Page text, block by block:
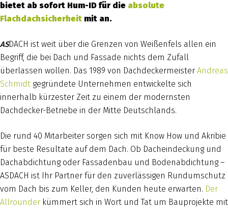
bietet ab sofort Hum-ID für die absolute
Flachdachsicherheit mit an.
ASDACH ist weit über die Grenzen von Weißenfels allen ein
Begriff, die bei Dach und Fassade nichts dem Zufall
überlassen wollen. Das 1989 von Dachdeckermeister Andreas
Schmidt gegründete Unternehmen entwickelte sich
innerhalb kürzester Zeit zu einem der modernsten
Dachdecker-Betriebe in der Mitte Deutschlands.
Die rund 40 Mitarbeiter sorgen sich mit Know How und Akribie
für beste Resultate auf dem Dach. Ob Dacheindeckung und
Dachabdichtung oder Fassadenbau und Bodenabdichtung –
ASDACH ist Ihr Partner für den zuverlässigen Rundumschutz
vom Dach bis zum Keller, den Kunden heute erwarten. Der
Allrounder kümmert sich in Wort und Tat um Bauprojekte mit